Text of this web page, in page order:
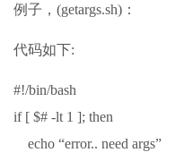
例子，(getargs.sh)：
代码如下:
#!/bin/bash
if [ $# -lt 1 ]; then
echo “error.. need args”